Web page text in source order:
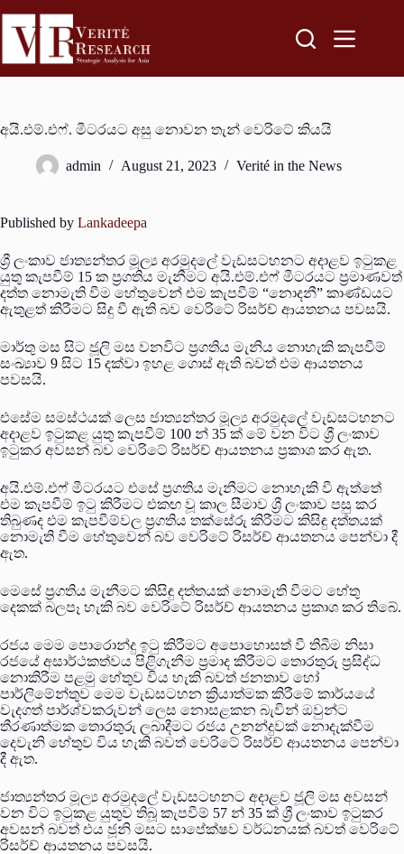
අයි.එම්.එෆ්. මීටරයට අසු නොවන තැන් වෙරිටේ කියයි
admin August 21, 2023 Verité in the News
Published by Lankadeepa
ශ්‍රී ලංකාව ජාත්‍යන්තර මූල්‍ය අරමුදලේ වැඩසටහනට අදාළව ඉටුකළ
යුතු කැපවීම් 15 ක ප්‍රගතිය මැනීමට අයි.එම්.එෆ් මීටරයට ප්‍රමාණවත්
දත්ත නොමැති වීම හේතුවෙන් එම කැපවීම් “නොදනී” කාණ්ඩයට
ඇතුළත් කිරීමට සිදු වී ඇති බව වෙරිටේ රිසර්ච් ආයතනය පවසයි.
මාර්තු මස සිට ජූලි මස වනවිට ප්‍රගතිය මැනිය නොහැකි කැපවීම්
සංඛ්‍යාව 9 සිට 15 දක්වා ඉහළ ගොස් ඇති බවත් එම ආයතනය
පවසයි.
එසේම සමස්ථයක් ලෙස ජාත්‍යන්තර මූල්‍ය අරමුදලේ වැඩසටහනට
අදාළව ඉටුකළ යුතු කැපවීම් 100 න් 35 ක් මේ වන විට ශ්‍රී ලංකාව
ඉටුකර අවසන් බව වෙරිටේ රිසර්ච් ආයතනය ප්‍රකාශ කර ඇත.
අයි.එම්.එෆ් මීටරයට එසේ ප්‍රගතිය මැනීමට නොහැකි වී ඇත්තේ
එම කැපවීම් ඉටු කිරීමට එකඟ වූ කාල සීමාව ශ්‍රී ලංකාව පසු කර
තිබුණද එම කැපවීම්වල ප්‍රගතිය තක්සේරු කිරීමට කිසිඳු දත්තයක්
නොමැති වීම හේතුවෙන් බව වෙරිටේ රිසර්ච් ආයතනය පෙන්වා දී
ඇත.
මෙසේ ප්‍රගතිය මැනීමට කිසිඳු දත්තයක් නොමැති වීමට හේතු
දෙකක් බලපෑ හැකි බව වෙරිටේ රිසර්ච් ආයතනය ප්‍රකාශ කර තිබේ.
රජය මෙම පොරොන්දු ඉටු කිරීමට අපොහොසත් වී තිබීම නිසා
රජයේ අසාර්ථකත්වය පිළිගැනීම ප්‍රමාද කිරීමට තොරතුරු ප්‍රසිද්ධ
නොකිරීම පළමු හේතුව විය හැකි බවත් ජනතාව හෝ
පාර්ලිමේන්තුව මෙම වැඩසටහන ක්‍රියාත්මක කිරීමේ කාර්යයේ
වැදගත් පාර්ශ්වකරුවන් ලෙස නොසළකන බැවින් ඔවුන්ට
තීරණාත්මක තොරතුරු ලබාදීමට රජය උනන්දුවක් නොදැක්වීම
දෙවැනි හේතුව විය හැකි බවත් වෙරිටේ රිසර්ච් ආයතනය පෙන්වා
දී ඇත.
ජාත්‍යන්තර මූල්‍ය අරමුදලේ වැඩසටහනට අදාළව ජූලි මස අවසන්
වන විට ඉටුකළ යුතුව තිබූ කැපවීම් 57 න් 35 ක් ශ්‍රී ලංකාව ඉටුකර
අවසන් බවත් එය ජූනි මසට සාපේක්ෂව වර්ධනයක් බවත් වෙරිටේ
රිසර්ච් ආයතනය පවසයි.